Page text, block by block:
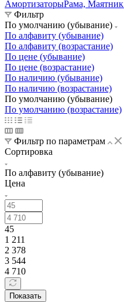
АмортизаторыРама,
Фильтр
По умолчанию (убывание)
По алфавиту (убывание)
По алфавиту (возрастание)
По цене (убывание)
По цене (возрастание)
По наличию (убывание)
По наличию (возрастание)
По умолчанию (убывание)
По умолчанию (возрастание)
Фильтр по параметрам
Сортировка
По алфавиту (убывание)
Цена
45
1 211
2 378
3 544
4 710
Показать